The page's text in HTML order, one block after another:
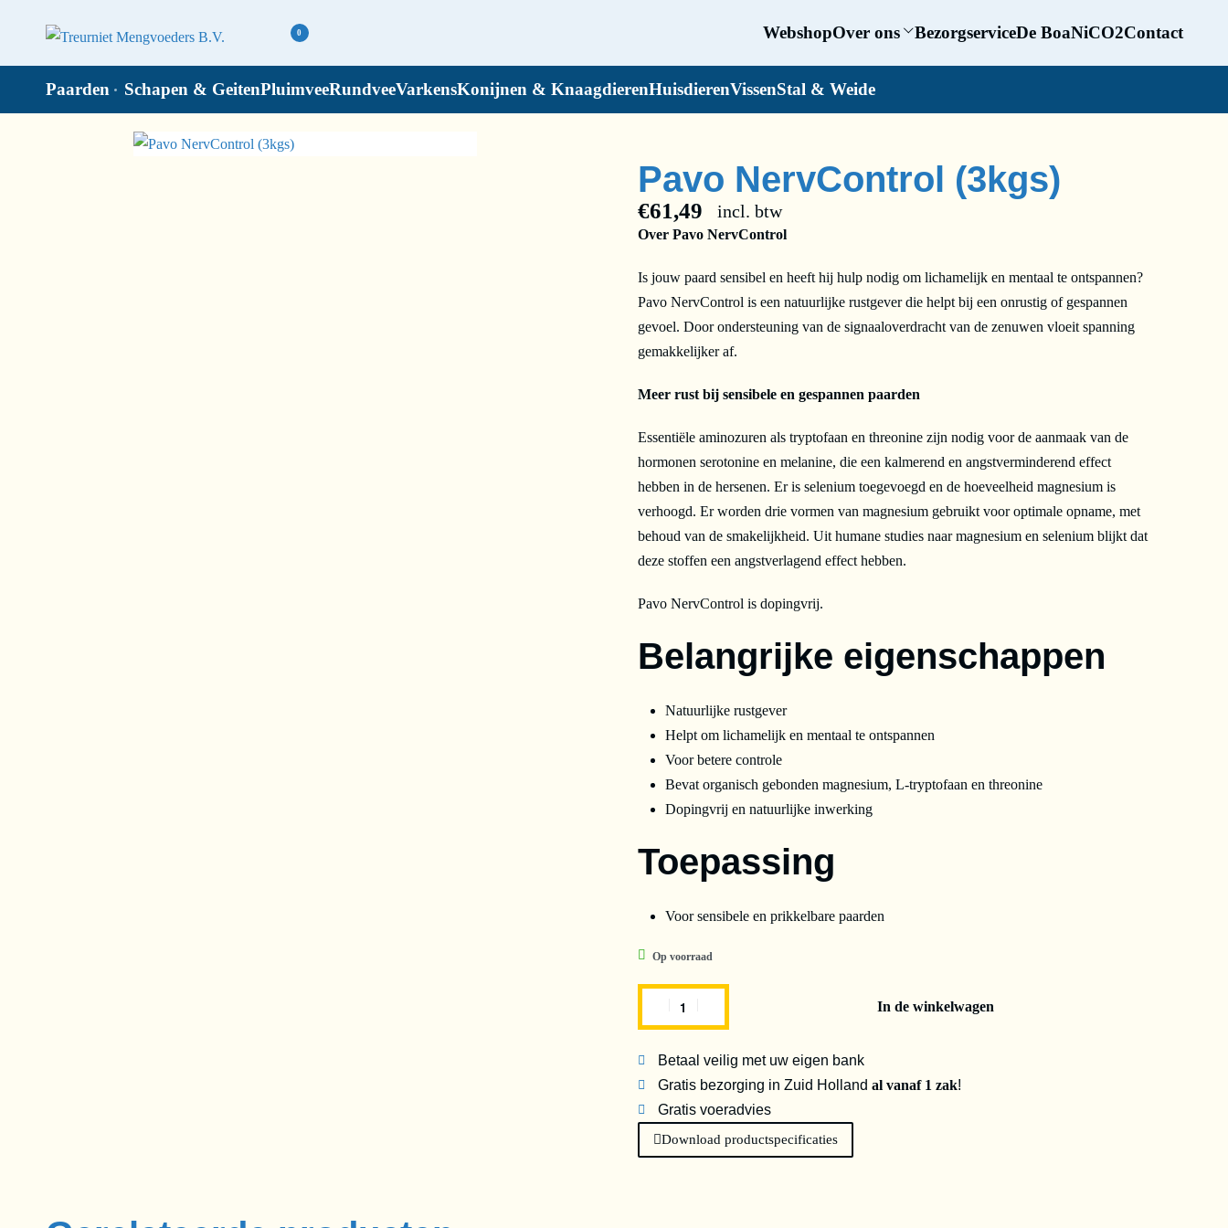
0 WebshopOver ons BezorgserviceDe BoaNiCO2Contact
Paarden Schapen & GeitenPluimveeRundveeVarkensKonijnen & KnaagdierenHuisdierenVissenStal & Weide
Pavo NervControl (3kgs)
€61,49 incl. btw
Over Pavo NervControl
Is jouw paard sensibel en heeft hij hulp nodig om lichamelijk en mentaal te ontspannen?
Pavo NervControl is een natuurlijke rustgever die helpt bij een onrustig of gespannen
gevoel. Door ondersteuning van de signaaloverdracht van de zenuwen vloeit spanning
gemakkelijker af.
Meer rust bij sensibele en gespannen paarden
Essentiële aminozuren als tryptofaan en threonine zijn nodig voor de aanmaak van de
hormonen serotonine en melanine, die een kalmerend en angstverminderend effect
hebben in de hersenen. Er is selenium toegevoegd en de hoeveelheid magnesium is
verhoogd. Er worden drie vormen van magnesium gebruikt voor optimale opname, met
behoud van de smakelijkheid. Uit humane studies naar magnesium en selenium blijkt dat
deze stoffen een angstverlagend effect hebben.
Pavo NervControl is dopingvrij.
Belangrijke eigenschappen
Natuurlijke rustgever
Helpt om lichamelijk en mentaal te ontspannen
Voor betere controle
Bevat organisch gebonden magnesium, L-tryptofaan en threonine
Dopingvrij en natuurlijke inwerking
Toepassing
Voor sensibele en prikkelbare paarden
Op voorraad
In de winkelwagen
Betaal veilig met uw eigen bank
Gratis bezorging in Zuid Hollandal vanaf 1 zak!
Gratis voeradvies
Download productspecificaties